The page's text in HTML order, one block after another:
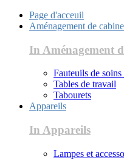
Page d'acceuil
Aménagement de
In Aménagement
Fauteuils de
Tables de travail
Tabourets
Appareils
In Appareils
Lampes et